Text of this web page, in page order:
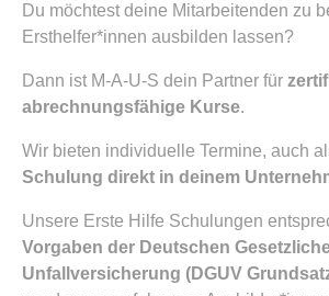
Du möchtest deine Mitarbeitenden zu
Ersthelfer*innen ausbilden lassen?
Dann ist M-A-U-S dein Partner für
abrechnungsfähige Kurse.
Wir bieten individuelle Termine, auch
Schulung direkt in deinem
Unsere Erste Hilfe Schulungen
Vorgaben der Deutschen
Unfallversicherung (DGUV